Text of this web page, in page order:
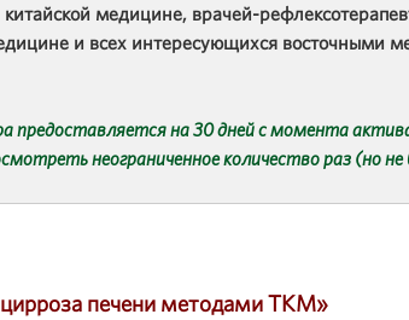
медицине, врачей-
и всех интересующихся восточными
предоставляется на 30 дней с момента
неограниченное количество раз (но
цирроза печени методами ТКМ»